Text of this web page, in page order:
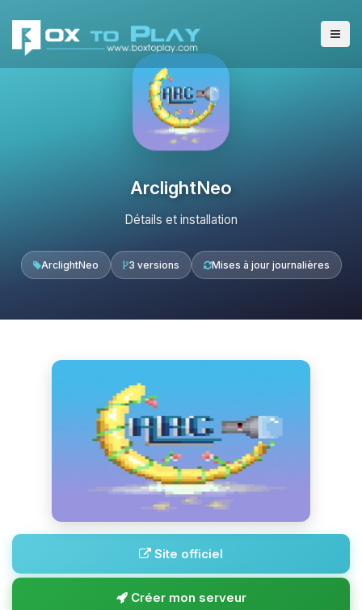
ArclightNeo
Détails et installation
ArclightNeo 3 versions Mises à jour journalières
Site officiel
Créer mon serveur